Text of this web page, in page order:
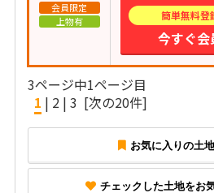
会員限定
上物有
簡単無料登
今すぐ会
3ページ中1ページ目
1 | 2| 3 [次の20件]
お気に入りの土
チェックした土地をお